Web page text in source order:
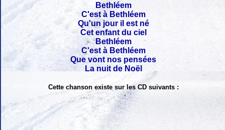
Bethléem
C'est à Bethléem
Qu'un jour il est né
Cet enfant du ciel
Bethléem
C'est à Bethléem
Que vont nos pensées
La nuit de Noël
Cette chanson existe sur les CD suivants :